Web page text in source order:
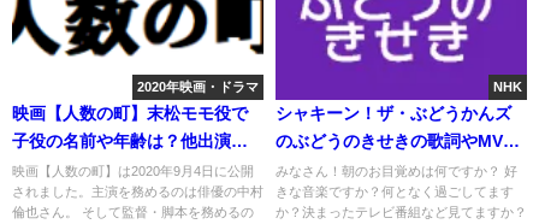
2020年映画・ドラマ
映画【人数の町】末松モモ役で
子役の名前や年齢は？他出演作
品は？
映画【人数の町】は2020年9月4日に公開
されました。主演を務めるのは俳優の中村
倫也さん。 そして監督・脚本を務めるの
NHK
シャキーン！ザ・ぶどうかんズ
のぶどうのきせきの歌詞やMV
は？購入先は？
みなさん！朝のお目覚めは何ですか？ 好
きな音楽ですか？何となく過ごしてます
か？決まったテレビ番組など見てますか？